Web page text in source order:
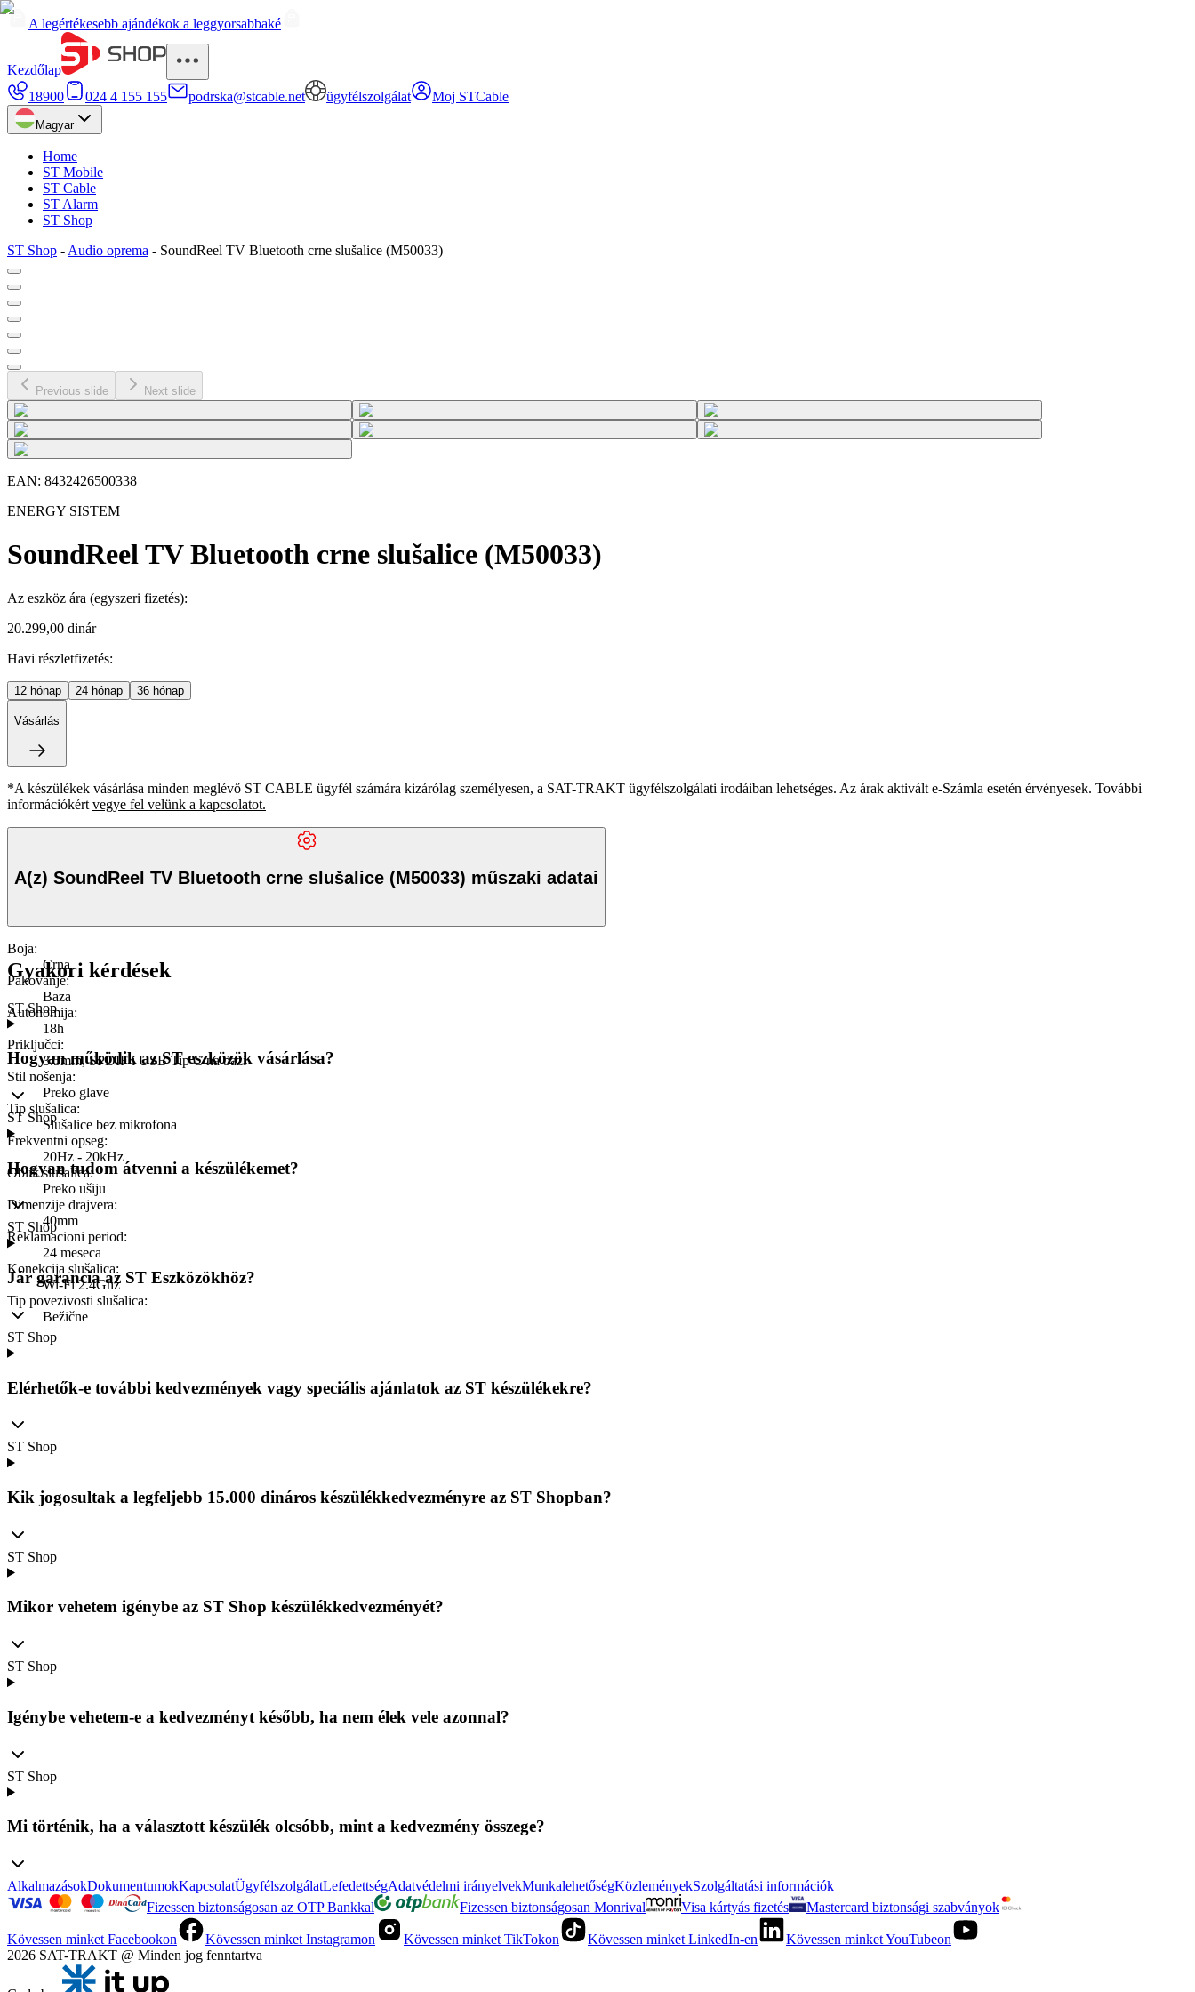
A legértékesebb ajándékok a leggyorsabbaké
Kezdőlap
18900
024 4 155 155 podrska@stcable.net ügyfélszolgálat Moj STCable
Magyar
Home
ST Mobile
ST Cable
ST Alarm
ST Shop
ST Shop - Audio oprema - SoundReel TV Bluetooth crne slušalice (M50033)
Previous slide Next slide
EAN: 8432426500338
ENERGY SISTEM
SoundReel TV Bluetooth crne slušalice (M50033)
Az eszköz ára (egyszeri fizetés):
20.299,00 dinár
Havi részletfizetés:
12 hónap 24 hónap 36 hónap
Vásárlás
*A készülékek vásárlása minden meglévő ST CABLE ügyfél számára kizárólag személyesen, a SAT-TRAKT ügyfélszolgálati irodáiban lehetséges. Az árak aktivált e-Számla esetén érvényesek. További
információkért vegye fel velünk a kapcsolatot.
A(z) SoundReel TV Bluetooth crne slušalice (M50033) műszaki adatai
Boja:
Crna
Pakovanje:
Baza
Autonomija:
18h
Priključci:
3.5mm, SPDIF i USB Tip C na bazi
Stil nošenja:
Preko glave
Tip slušalica:
Slušalice bez mikrofona
Frekventni opseg:
20Hz - 20kHz
Oblik slušalica:
Preko ušiju
Dimenzije drajvera:
40mm
Reklamacioni period:
24 meseca
Konekcija slušalica:
Wi-Fi 2.4Ghz
Tip povezivosti slušalica:
Bežične
Gyakori kérdések
ST Shop
Hogyan működik az ST eszközök vásárlása?
ST Shop
Hogyan tudom átvenni a készülékemet?
ST Shop
Jár garancia az ST Eszközökhöz?
ST Shop
Elérhetők-e további kedvezmények vagy speciális ajánlatok az ST készülékekre?
ST Shop
Kik jogosultak a legfeljebb 15.000 dináros készülékkedvezményre az ST Shopban?
ST Shop
Mikor vehetem igénybe az ST Shop készülékkedvezményét?
ST Shop
Igénybe vehetem-e a kedvezményt később, ha nem élek vele azonnal?
ST Shop
Mi történik, ha a választott készülék olcsóbb, mint a kedvezmény összege?
AlkalmazásokDokumentumokKapcsolatÜgyfélszolgálatLefedettségAdatvédelmi irányelvekMunkalehetőségKözleményekSzolgáltatási információk
Fizessen biztonságosan az OTP Bankkal
Fizessen biztonságosan Monrival Visa kártyás fizetés Mastercard biztonsági szabványok
Kövessen minket Facebookon Kövessen minket Instagramon Kövessen minket TikTokon Kövessen minket LinkedIn-en
Kövessen minket YouTubeon
2026 SAT-TRAKT @ Minden jog fenntartva